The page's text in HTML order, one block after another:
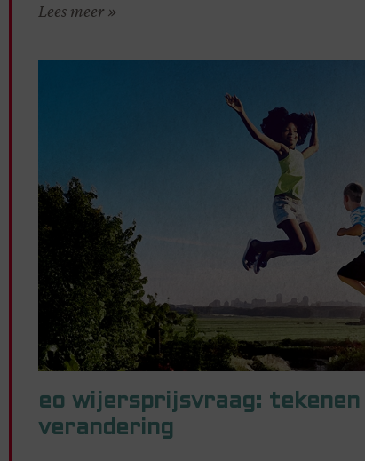
Lees meer »
eo wijersprijsvraag:
verandering